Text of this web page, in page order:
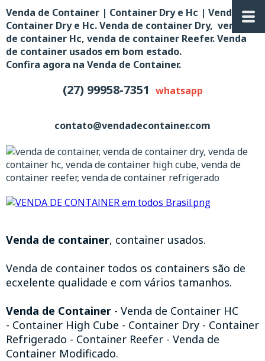
Venda de Container | Container Dry e Hc | Venda de
Container Dry e Hc. Venda de container Dry, venda
de container Hc, venda de container Reefer. Venda
de container usados em bom estado.
Confira agora na Venda de Container.
(27) 99958-7351 whatsapp
contato@vendadecontainer.com
Venda de container, container usados.
Venda de container todos os containers são de
ecxelente qualidade e com vários tamanhos.
Venda de Container - Venda de Container HC
- Container High Cube - Container Dry - Container
Refrigerado - Container Reefer - Venda de
Container Modificado.